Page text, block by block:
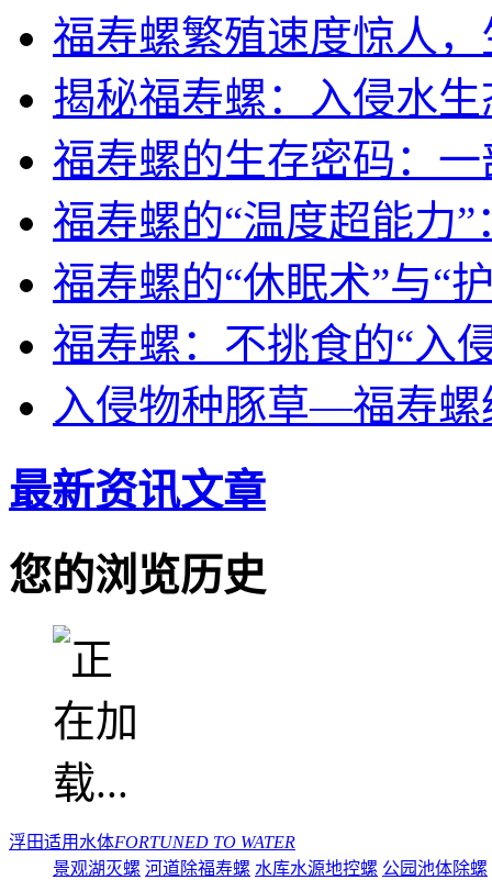
福寿螺繁殖速度惊人
揭秘福寿螺：入侵水
福寿螺的生存密码：
福寿螺的“温度超能力
福寿螺的“休眠术”与“
福寿螺：不挑食的“入
入侵物种豚草—福寿螺
最新资讯文章
您的浏览历史
浮田适用水体FORTUNED TO WATER
景观湖灭螺 河道除福寿螺 水库水源地控螺 公园池体除螺